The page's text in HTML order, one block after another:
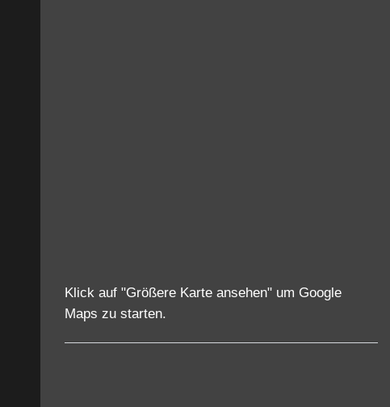
Klick auf "Größere Karte ansehen" um Google
Maps zu starten.